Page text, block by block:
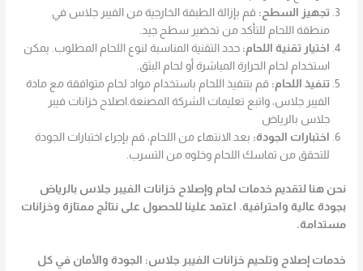
تجهيز السطح: قم بإزالة الطبقة الخارجية من الفيبر جلاس في
منطقة اللحام للتأكد من تحضير سطح جيد.
اختيار تقنية اللحام: حدد التقنية المناسبة لنوع اللحام المطلوب. يمكن
استخدام لحام الحرارة المباشرة أو لحام البثق.
تنفيذ اللحام: قم بتنفيذ اللحام باستخدام مواد لحام متوافقة مع مادة
الفيبر جلاس، واتبع تعليمات الشركة المصنعة.اصلاح خزانات فيبر
جلاس بالرياض
اختبارات الجودة: بعد الانتهاء من اللحام، قم بإجراء اختبارات الجودة
للتحقق من تماسك اللحام وخلوه من التسرب.
نحن هنا لتقديم خدمات لحام وإصلاح خزانات الفيبر جلاس بالرياض
بجودة عالية واحترافية. اعتمد علينا للحصول على نتائج ممتازة وخزانات
مستدامة.
خدمات إصلاح وتلحيم خزانات الفيبر جلاس: الجودة والأمان في كل